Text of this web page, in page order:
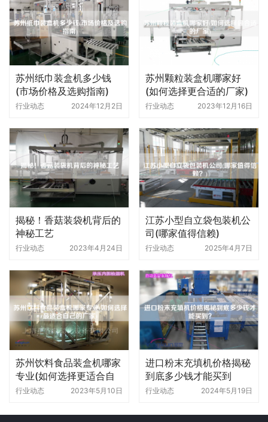
苏州纸巾装盒机多少钱
(市场价格及选购指南)
行业动态 2024年12月2日
苏州颗粒装盒机哪家好
(如何选择更合适的厂家)
行业动态 2023年12月16日
揭秘！香菇装袋机背后的
神秘工艺
行业动态 2023年4月24日
江苏小型自立袋包装机公
司(哪家值得信赖)
行业动态 2025年4月7日
苏州饮料食品装盒机哪家
专业(如何选择更适合自
己的厂家)
行业动态 2023年5月10日
进口粉末充填机价格揭秘
到底多少钱才能买到
行业动态 2024年5月19日